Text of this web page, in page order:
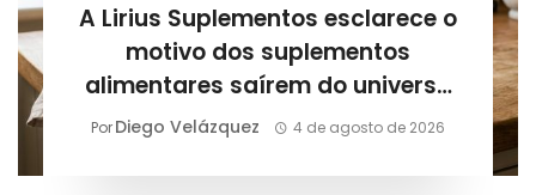
A Lirius Suplementos esclarece o
motivo dos suplementos
alimentares saírem do universo
esportivo e entrarem na rotina
PorDiego Velázquez 4 de agosto de 2026